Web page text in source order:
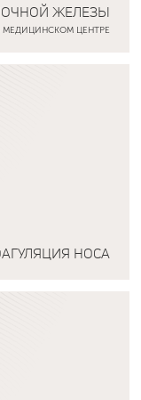
ЖЕЛЕЗЫ
МЕДИЦИНСКОМ ЦЕНТРЕ
НОСА